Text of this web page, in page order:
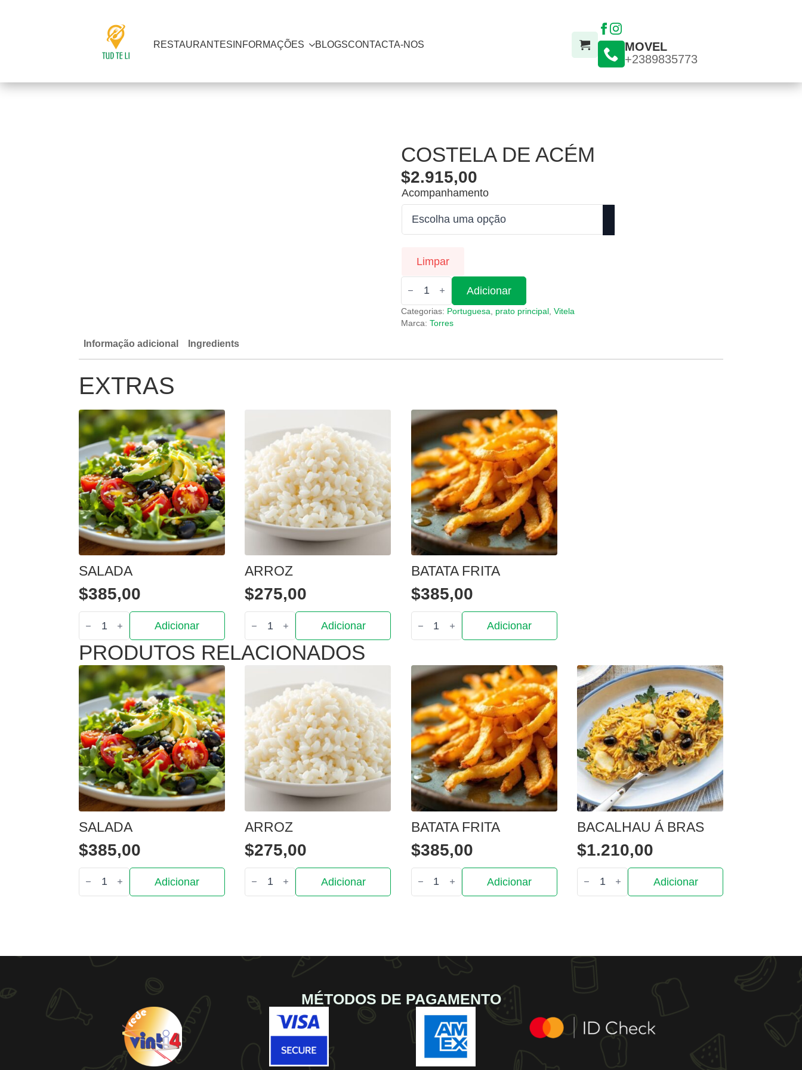
RESTAURANTES INFORMAÇÕES BLOGSCONTACTA-NOS
MOVEL
+2389835773
COSTELA DE ACÉM
$2.915,00
Acompanhamento
Limpar
Quantidade
de
Costela
de
acém
Adicionar
Categorias: Portuguesa prato principal Vitela
Marca: Torres
Informação adicional Ingredients
EXTRAS
SALADA
$385,00
Quantidade
de
Salada
Adicionar
ARROZ
$275,00
Quantidade
de
Arroz
Adicionar
BATATA FRITA
$385,00
Quantidade
de
Batata
Adicionar
PRODUTOS RELACIONADOS
SALADA
$385,00
Quantidade
de
Salada
Adicionar
ARROZ
$275,00
Quantidade
de
Arroz
Adicionar
BATATA FRITA
$385,00
Quantidade
de
Batata
Adicionar
BACALHAU Á BRAS
$1.210,00
Quantidade
de
Bacalhau
Adicionar
MÉTODOS DE PAGAMENTO